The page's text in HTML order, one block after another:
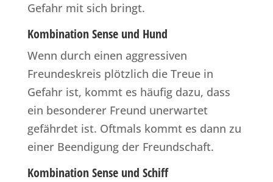
Gefahr mit sich bringt.
Kombination Sense und Hund
Wenn durch einen aggressiven
Freundeskreis plötzlich die Treue in
Gefahr ist, kommt es häufig dazu, dass
ein besonderer Freund unerwartet
gefährdet ist. Oftmals kommt es dann zu
einer Beendigung der Freundschaft.
Kombination Sense und Schiff